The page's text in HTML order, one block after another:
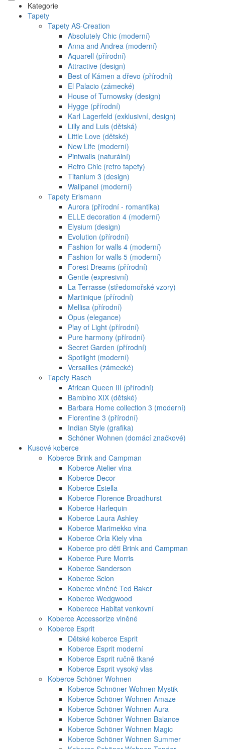
Kategorie
Tapety
Tapety AS-Creation
Absolutely Chic (moderní)
Anna and Andrea (moderní)
Aquarell (přírodní)
Attractive (design)
Best of Kámen a dřevo (přírodní)
El Palacio (zámecké)
House of Turnowsky (design)
Hygge (přírodní)
Karl Lagerfeld (exklusivní, design)
Lilly and Luis (dětská)
Little Love (dětské)
New Life (moderní)
Pintwalls (naturální)
Retro Chic (retro tapety)
Titanium 3 (design)
Wallpanel (moderní)
Tapety Erismann
Aurora (přírodní - romantika)
ELLE decoration 4 (moderní)
Elysium (design)
Evolution (přírodní)
Fashion for walls 4 (moderní)
Fashion for walls 5 (moderní)
Forest Dreams (přírodní)
Gentle (expresivní)
La Terrasse (středomořské vzory)
Martinique (přírodní)
Mellisa (přírodní)
Opus (elegance)
Play of Light (přírodní)
Pure harmony (přírodní)
Secret Garden (přírodní)
Spotlight (moderní)
Versailles (zámecké)
Tapety Rasch
African Queen III (přírodní)
Bambino XIX (dětské)
Barbara Home collection 3 (moderní)
Florentine 3 (přírodní)
Indian Style (grafika)
Schöner Wohnen (domácí značkové)
Kusové koberce
Koberce Brink and Campman
Koberce Atelier vlna
Koberce Decor
Koberce Estella
Koberce Florence Broadhurst
Koberce Harlequin
Koberce Laura Ashley
Koberce Marimekko vlna
Koberce Orla Kiely vlna
Koberce pro děti Brink and Campman
Koberce Pure Morris
Koberce Sanderson
Koberce Scion
Koberce vlněné Ted Baker
Koberce Wedgwood
Koberece Habitat venkovní
Koberce Accessorize vlněné
Koberce Esprit
Dětské koberce Esprit
Koberce Esprit moderní
Koberce Esprit ručně tkané
Koberce Esprit vysoký vlas
Koberce Schöner Wohnen
Koberce Schnöner Wohnen Mystik
Koberce Schöner Wohnen Amaze
Koberce Schöner Wohnen Aura
Koberce Schöner Wohnen Balance
Koberce Schöner Wohnen Magic
Koberce Schöner Wohnen Summer